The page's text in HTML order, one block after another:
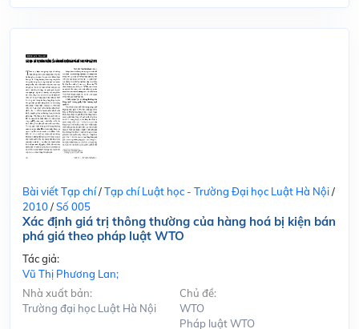
Bài viết Tạp chí/Tạp chí Luật học - Trường Đại học Luật Hà Nội/
2010/Số 005
Xác định giá trị thông thường của hàng hoá bị kiện bán
phá giá theo pháp luật WTO
Tác giả:
Vũ Thị Phương Lan;
Nhà xuất bản:
Trường đại học Luật Hà Nội
Chủ đề:
WTO
Pháp luật WTO